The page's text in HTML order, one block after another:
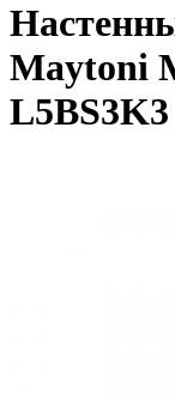
Maytoni
L5BS3K3